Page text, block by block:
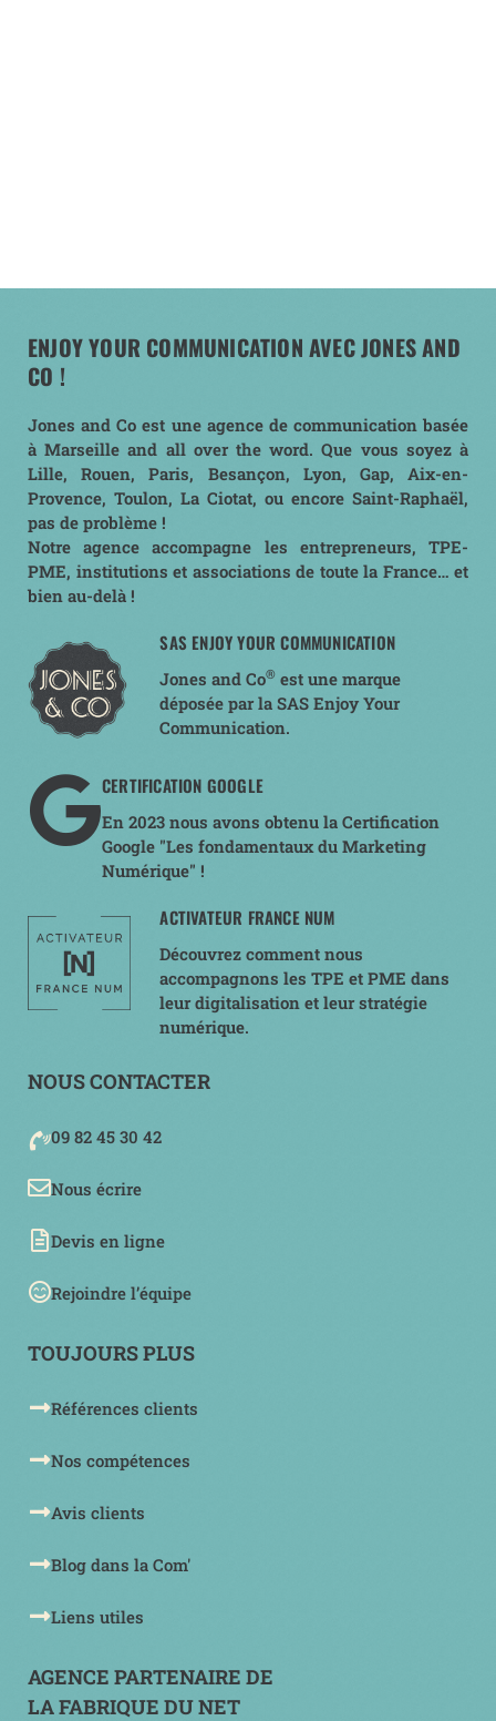
ENJOY YOUR COMMUNICATION AVEC JONES AND
CO !
Jones and Co est une agence de communication basée
à Marseille and all over the word. Que vous soyez à
Lille, Rouen, Paris, Besançon, Lyon, Gap, Aix-en-
Provence, Toulon, La Ciotat, ou encore Saint-Raphaël,
pas de problème !
Notre agence accompagne les entrepreneurs, TPE-
PME, institutions et associations de toute la France… et
bien au-delà !
SAS ENJOY YOUR COMMUNICATION
Jones and Co® est une marque
déposée par la SAS Enjoy Your
Communication.
CERTIFICATION GOOGLE
En 2023 nous avons obtenu la Certification
Google "Les fondamentaux du Marketing
Numérique" !
ACTIVATEUR FRANCE NUM
Découvrez comment nous
accompagnons les TPE et PME dans
leur digitalisation et leur stratégie
numérique.
NOUS CONTACTER
09 82 45 30 42
Nous écrire
Devis en ligne
Rejoindre l’équipe
TOUJOURS PLUS
Références clients
Nos compétences
Avis clients
Blog dans la Com'
Liens utiles
AGENCE PARTENAIRE DE
LA FABRIQUE DU NET